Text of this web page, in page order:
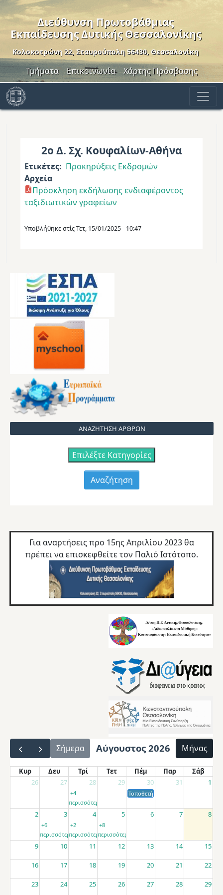
Παράκαμψη προς το κυρίως περιεχόμενο
Διεύθυνση Πρωτοβάθμιας
Εκπαίδευσης Δυτικής Θεσσαλονίκης
Κολοκοτρώνη 22, Σταυρούπολη 56430, Θεσσαλονίκη
Header Menu
Τμήματα Επικοινωνία Χάρτης Πρόσβασης
ΑΝΑΖΗΤΗΣΗ ΑΡΘΡΩΝ
Επιλέξτε Κατηγορίες
2ο Δ. Σχ. Κουφαλίων-Αθήνα
Ετικέτες
Προκηρύξεις Εκδρομών
Αρχεία
Πρόσκληση εκδήλωσης ενδιαφέροντος
ταξιδιωτικών γραφείων
Υποβλήθηκε στίςΤετ, 15/01/2025 - 10:47
Για αναρτήσεις προ 15ης Απριλίου 2023 θα
πρέπει να επισκεφθείτε τον Παλιό Ιστότοπο.
Σήμερα Αύγουστος 2026 Μήνας
Κυρ Δευ Τρί Τετ Πέμ Παρ
Σάβ
26
27 28 29 30 31 1
+4
περισσότερα
Τοποθετήσεις αποσπασμένων
2 3 4 5 6 7 8
+6
περισσότερα
+2
περισσότερα
+8
περισσότερα
9 10 11 12 13 14 15
16 17 18 19 20 21 22
23 24 25 26 27 28 29